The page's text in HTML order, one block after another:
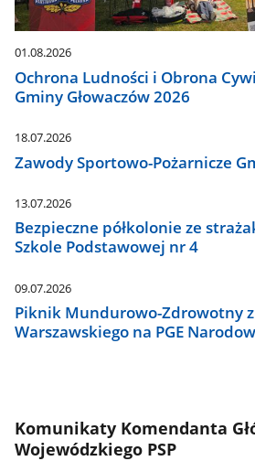
01.08.2026
Ochrona Ludności i Obrona
Gminy Głowaczów 2026
18.07.2026
Zawody Sportowo-Pożarnicze
13.07.2026
Bezpieczne półkolonie ze
Szkole Podstawowej nr 4
09.07.2026
Piknik Mundurowo-Zdrowotny
Warszawskiego na PGE
Komunikaty Komendanta
Wojewódzkiego PSP